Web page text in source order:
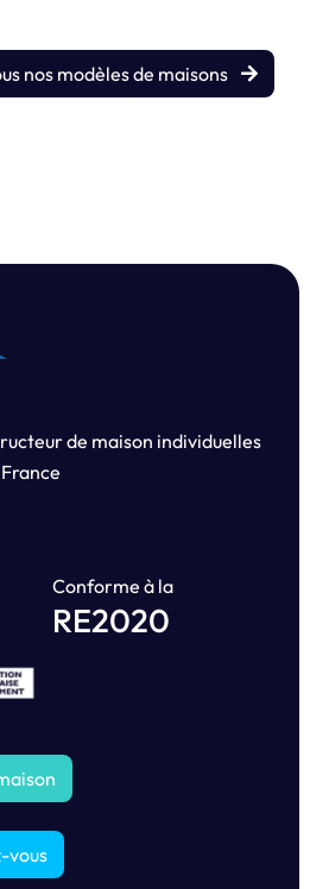
nos modèles de maisons
de maison individuelles
Conforme à la
RE2020
vous